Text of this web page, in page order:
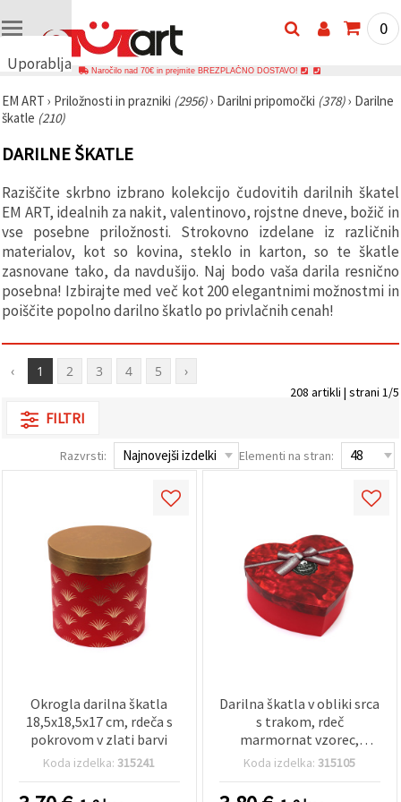
Uporabljamo
🍪
Uporabljamo
podobne
tehnologije,
zagotovimo
pravilno
delovanje
spletnega
mesta,
vašo
uporabniško
izkušnjo ter
promet in
prikazujemo
vsebine in
oglase, tudi
strinjate z
piškotkov.
Nastavitvah
izbiro
določene
vrste
piškotkov
in klikom
0
Naročilo nad 70€ in prejmite BREZPLAČNO DOSTAVO!
EM ART › Priložnosti in prazniki (2956)› Darilni pripomočki (378)› Darilne
škatle (210)
DARILNE ŠKATLE
Raziščite skrbno izbrano kolekcijo čudovitih darilnih škatel
EM ART, idealnih za nakit, valentinovo, rojstne dneve, božič in
vse posebne priložnosti. Strokovno izdelane iz različnih
materialov, kot so kovina, steklo in karton, so te škatle
zasnovane tako, da navdušijo. Naj bodo vaša darila resnično
posebna! Izbirajte med več kot 200 elegantnimi možnostmi in
poiščite popolno darilno škatlo po privlačnih cenah!
‹ 1 2 3 4 5 ›
208 artikli | strani 1/5
FILTRI
Razvrsti: Elementi na stran:
Okrogla darilna škatla
18,5x18,5x17 cm, rdeča s
pokrovom v zlati barvi
Koda izdelka:315241
Darilna škatla v obliki srca
s trakom, rdeč
marmornat vzorec,
22x20x9 cm
Koda izdelka:315105